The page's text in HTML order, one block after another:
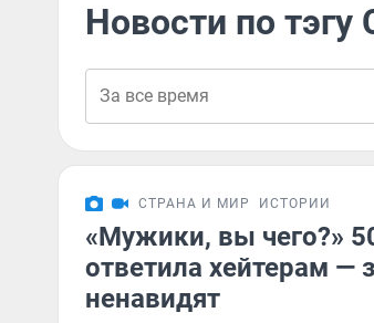
Новости по тэгу
СТРАНА И МИР ИСТОРИИ
«Мужики, вы чего?»
ответила хейтерам —
ненавидят